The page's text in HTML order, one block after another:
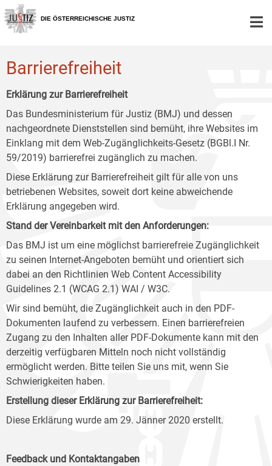
Zur
Hauptnavigation
[1]
Zum
Inhalt
[2]
Zum
Untermenü
[3]
DIE ÖSTERREICHISCHE JUSTIZ
Barrierefreiheit
Erklärung zur Barrierefreiheit
Das Bundesministerium für Justiz (BMJ) und dessen
nachgeordnete Dienststellen sind bemüht, ihre Websites im
Einklang mit dem Web-Zugänglichkeits-Gesetz (BGBl.I Nr.
59/2019) barrierefrei zugänglich zu machen.
Diese Erklärung zur Barrierefreiheit gilt für alle von uns
betriebenen Websites, soweit dort keine abweichende
Erklärung angegeben wird.
Stand der Vereinbarkeit mit den Anforderungen:
Das BMJ ist um eine möglichst barrierefreie Zugänglichkeit
zu seinen Internet-Angeboten bemüht und orientiert sich
dabei an den Richtlinien Web Content Accessibility
Guidelines 2.1 (WCAG 2.1) WAI / W3C.
Wir sind bemüht, die Zugänglichkeit auch in den PDF-
Dokumenten laufend zu verbessern. Einen barrierefreien
Zugang zu den Inhalten aller PDF-Dokumente kann mit den
derzeitig verfügbaren Mitteln noch nicht vollständig
ermöglicht werden. Bitte teilen Sie uns mit, wenn Sie
Schwierigkeiten haben.
Erstellung dieser Erklärung zur Barrierefreiheit:
Diese Erklärung wurde am 29. Jänner 2020 erstellt.
Feedback und Kontaktangaben